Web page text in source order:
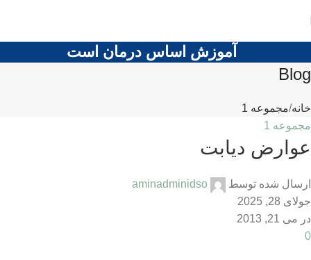
آموزش اساس درمان است
Blog
خانه مجموعه 1
مجموعه 1
عوارض ديابت
ارسال شده توسط
aminadminidso
جولای 28, 2025
در می 21, 2013
0